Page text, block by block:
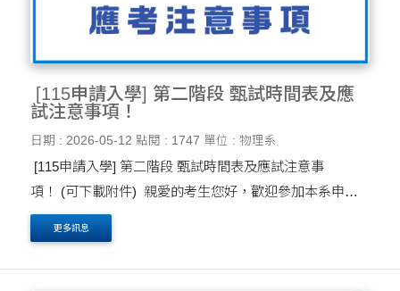
[115申請入學] 第二階段 甄試時間表及應
試注意事項！
日期 : 2026-05-12 點閱 : 1747 單位 : 物理系
[115申請入學] 第二階段 甄試時間表及應試注意事
項！ (可下載附件) 親愛的考生您好，歡迎參加本系申請
入學第二階段的面試，請詳閱以下注意事項： 一、面試日
期：115年 5月16、17日(星期六、日)....
更多訊息